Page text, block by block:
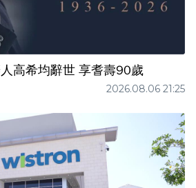
高希均辭世 享耆壽90歲
2026.08.06 21:25